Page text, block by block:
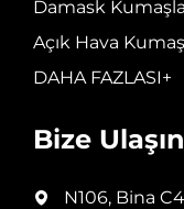
Damask
Açık Hava
DAHA FAZLASI+
Bize Ulaşın
N106, Bina